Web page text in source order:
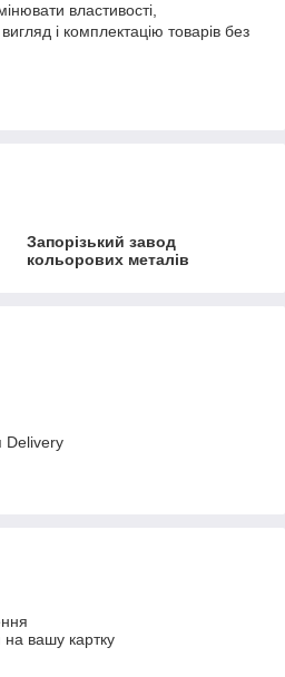
властивості,
і комплектацію товарів без
Запорізький завод
кольорових металів
Delivery
на вашу картку